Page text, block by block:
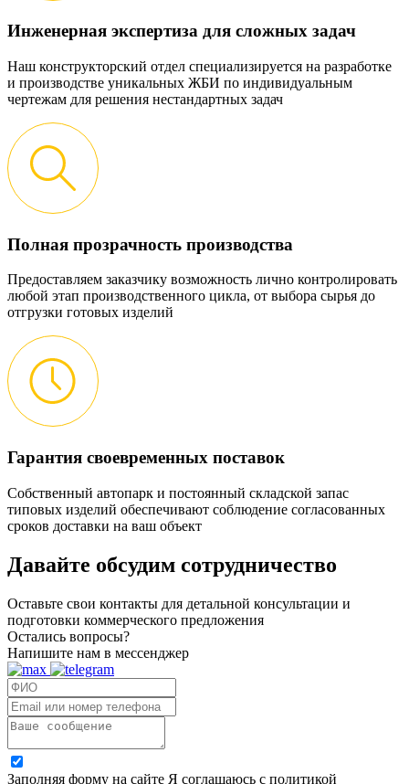
Инженерная экспертиза для сложных задач
Наш конструкторский отдел специализируется на разработке
и производстве уникальных ЖБИ по индивидуальным
чертежам для решения нестандартных задач
Полная прозрачность производства
Предоставляем заказчику возможность лично контролировать
любой этап производственного цикла, от выбора сырья до
отгрузки готовых изделий
Гарантия своевременных поставок
Собственный автопарк и постоянный складской запас
типовых изделий обеспечивают соблюдение согласованных
сроков доставки на ваш объект
Давайте обсудим сотрудничество
Оставьте свои контакты для детальной консультации и
подготовки коммерческого предложения
Остались вопросы?
Напишите нам в мессенджер
Заполняя форму на сайте Я соглашаюсь с политикой